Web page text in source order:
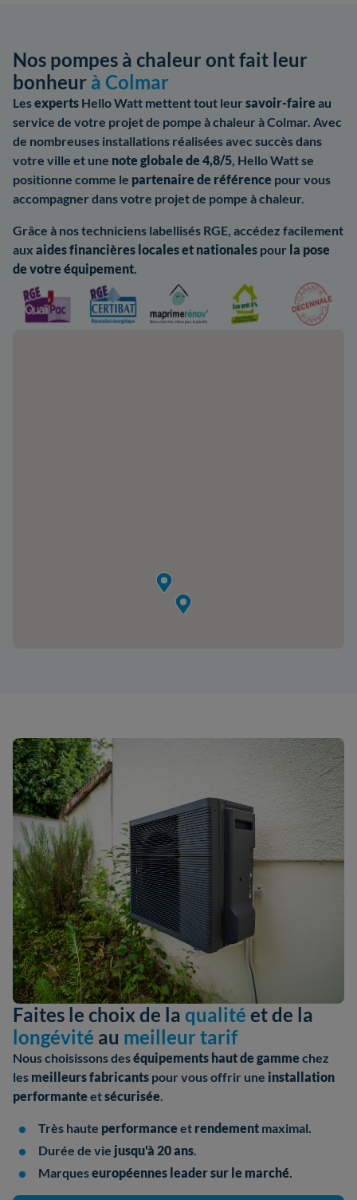
Nos pompes à chaleur ont fait leur
bonheur à Colmar
Lesexperts Hello Watt mettent tout leur savoir-faire au
service de votre projet de pompe à chaleur à Colmar. Avec
de nombreuses installations réalisées avec succès dans
votre ville et une note globale de 4,8/5, Hello Watt se
positionne comme le partenaire de référence pour vous
accompagner dans votre projet de pompe à chaleur.
Grâce à nos techniciens labellisés RGE, accédez facilement
aux aidesfinancières localeset nationales pour la pose
de votre équipement.
Faites le choix de la qualité et de la
longévité au meilleur tarif
Nous choisissons deséquipements haut de gamme chez
les meilleurs fabricants pour vous offrir une installation
performante etsécurisée.
Très haute performance et rendement maximal.
Durée de vie jusqu'à 20 ans.
Marqueseuropéennes leader sur le marché.